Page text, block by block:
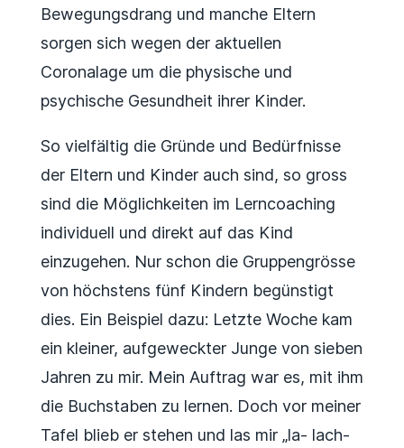
Bewegungsdrang und manche Eltern
sorgen sich wegen der aktuellen
Coronalage um die physische und
psychische Gesundheit ihrer Kinder.
So vielfältig die Gründe und Bedürfnisse
der Eltern und Kinder auch sind, so gross
sind die Möglichkeiten im Lerncoaching
individuell und direkt auf das Kind
einzugehen. Nur schon die Gruppengrösse
von höchstens fünf Kindern begünstigt
dies. Ein Beispiel dazu: Letzte Woche kam
ein kleiner, aufgeweckter Junge von sieben
Jahren zu mir. Mein Auftrag war es, mit ihm
die Buchstaben zu lernen. Doch vor meiner
Tafel blieb er stehen und las mir „la- lach-